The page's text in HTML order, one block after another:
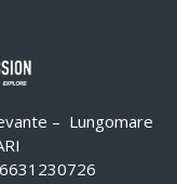
– Lungomare